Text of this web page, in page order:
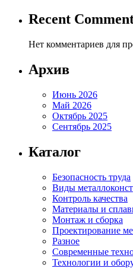
Recent
Нет комментариев для
Архив
Июнь 2026
Май 2026
Октябрь 2025
Сентябрь 2025
Каталог
Безопасность труда
Виды
Контроль качества
Материалы и
Монтаж и сборка
Проектирование
Разное
Современные
Технологии и